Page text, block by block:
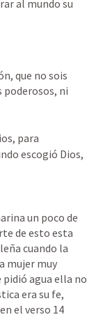
al mundo su
que no sois
poderosos, ni
para
escogió Dios,
un poco de
de esto esta
cuando la
mujer muy
agua ella no
era su fe,
el verso 14